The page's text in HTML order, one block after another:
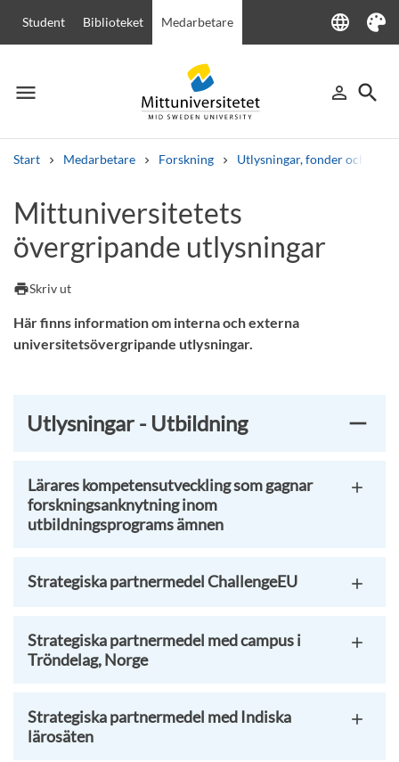
Student Biblioteket Medarbetare language
Language
Tema
menu
Meny person_outline
Logga in
search
Sök
Start Medarbetare Forskning Utlysningar, fonder och
Andra söktjänster
Kurser och program Kursplaner VälkomstbrevPersonal
Lediga jobb
Mittuniversitetets
övergripande utlysningar
printSkriv ut
Här finns information om interna och externa
universitetsövergripande utlysningar.
Utlysningar - Utbildning
Lärares kompetensutveckling som gagnar
forskningsanknytning inom
utbildningsprograms ämnen
Strategiska partnermedel ChallengeEU
Strategiska partnermedel med campus i
Tröndelag, Norge
Strategiska partnermedel med Indiska
lärosäten